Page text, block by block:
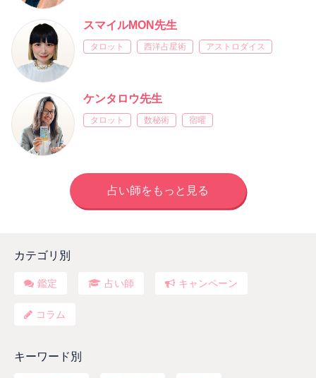
スマイルMON先生
タロット 西洋占星術 アストロダイス
ケンタロウ先生
タロット 数秘術 宿曜
占い師をもっと見る
カテゴリ別
鑑定 占い師 キャンペーン
コラム
キーワード別